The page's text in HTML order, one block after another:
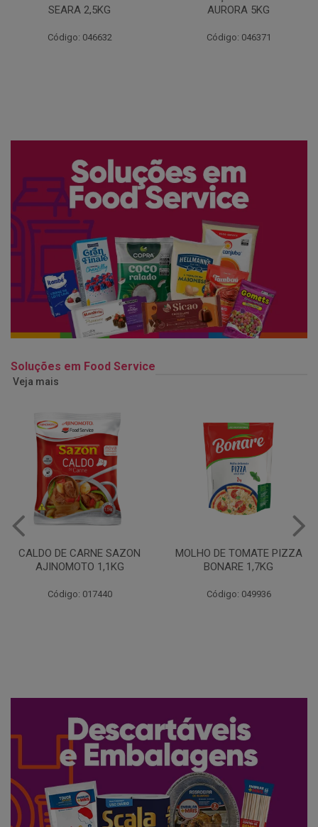
AURORA 5KG
Código: 046371
FATIADO PAKAN 200G
Código: 061522
Soluções em Food Service
Veja mais
MOLHO DE TOMATE PIZZA
BONARE 1,7KG
Código: 049936
MARGARINA USO
PROFISSIONAL 80% CUKIN
Código: 062469